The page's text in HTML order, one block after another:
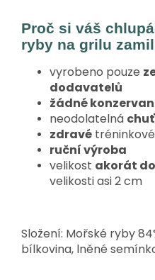
Proč si váš
ryby na grilu
vyrobeno pouze
dodavatelů
žádné
neodolatelná
zdravé
ruční výroba
velikost akorát
velikosti asi 2 cm
Složení: Mořské ryby
bílkovina, lněné